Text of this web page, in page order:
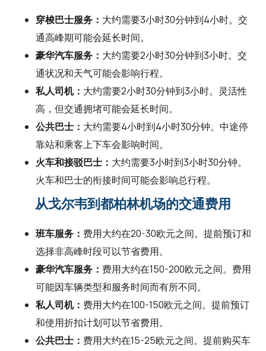
穿梭巴士服务： 大约需要3小时30分钟到4小时。交
通高峰期可能会延长时间。
豪华汽车服务： 大约需要2小时30分钟到3小时。交
通状况和天气可能会影响行程。
私人司机： 大约需要2小时30分钟到3小时。灵活性
高，但交通拥堵可能会延长时间。
公共巴士： 大约需要4小时到4小时30分钟。中途停
靠站和乘客上下车会影响时间。
火车和接驳巴士： 大约需要3小时到3小时30分钟。
火车和巴士的衔接时间可能会影响总行程。
从戈尔韦到都柏林机场的交通费用
班车服务： 费用大约在20-30欧元之间。提前预订和
选择非高峰时段可以节省费用。
豪华汽车服务： 费用大约在150-200欧元之间。费用
可能因车辆类型和服务时间而有所不同。
私人司机： 费用大约在100-150欧元之间。提前预订
和使用折扣计划可以节省费用。
公共巴士： 费用大约在15-25欧元之间。提前购买车